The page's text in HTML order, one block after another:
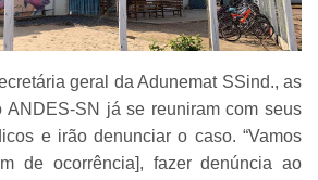
geral da Adunemat SSind., as
ANDES-SN já se reuniram com seus
e irão denunciar o caso. “Vamos
de ocorrência], fazer denúncia ao